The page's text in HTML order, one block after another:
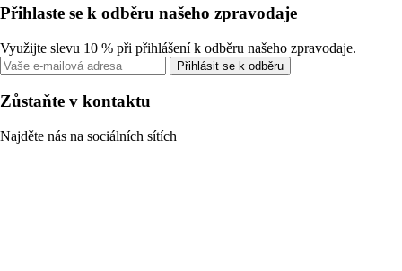
Přihlaste se k odběru našeho zpravodaje
Využijte slevu 10 % při přihlášení k odběru našeho zpravodaje.
Přihlásit se k odběru
Zůstaňte v kontaktu
Najděte nás na sociálních sítích